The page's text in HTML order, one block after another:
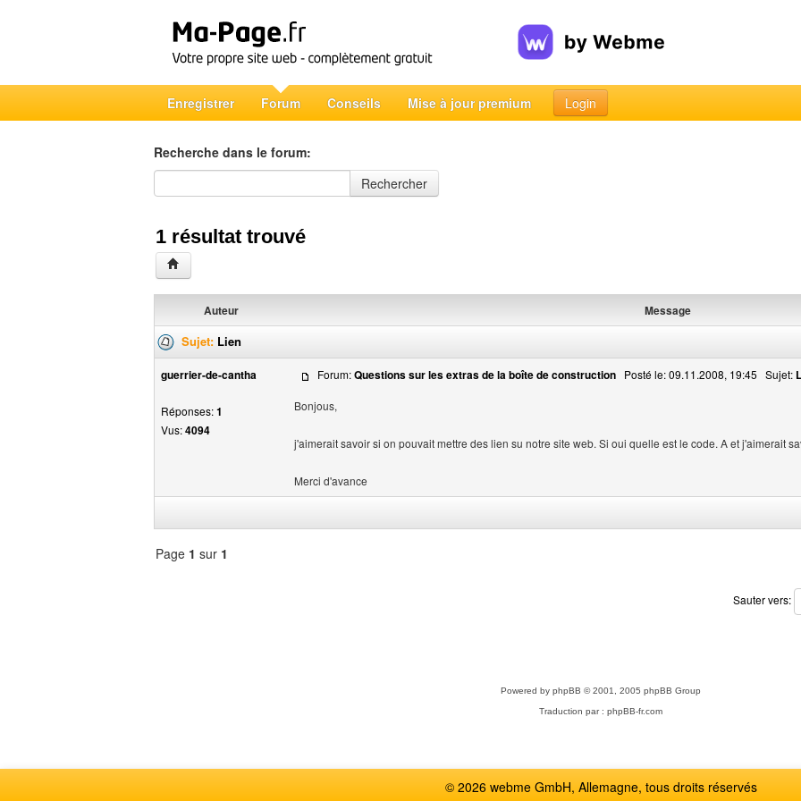
Enregistrer Forum Conseils Mise à jour premium Login
Recherche dans le forum:
Recherche dans le forum
Rechercher
1 résultat trouvé
Auteur Message
Sujet: Lien
guerrier-de-cantha
Réponses:1
Vus:4094
Forum:Questions sur les extras de la boîte de construction Posté le: 09.11.2008, 19:45 Sujet:
Bonjous,
j'aimerait savoir si on pouvait mettre des lien su notre site web. Si oui quelle est le code. A et j'aimerait
Merci d'avance
Page 1 sur 1
Sauter vers:
Powered by phpBB © 2001, 2005 phpBB Group
Traduction par : phpBB-fr.com
© 2026 webme GmbH, Allemagne, tous droits réservés